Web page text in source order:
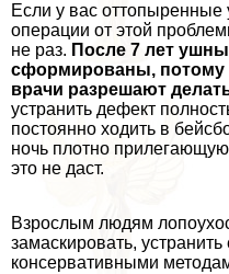
Если у вас оттопыренные
операции от этой
не раз. После 7 лет
сформированы, потому
врачи разрешают
устранить дефект
постоянно ходить в
ночь плотно прилегающую
это не даст.
Взрослым людям
замаскировать,
консервативными